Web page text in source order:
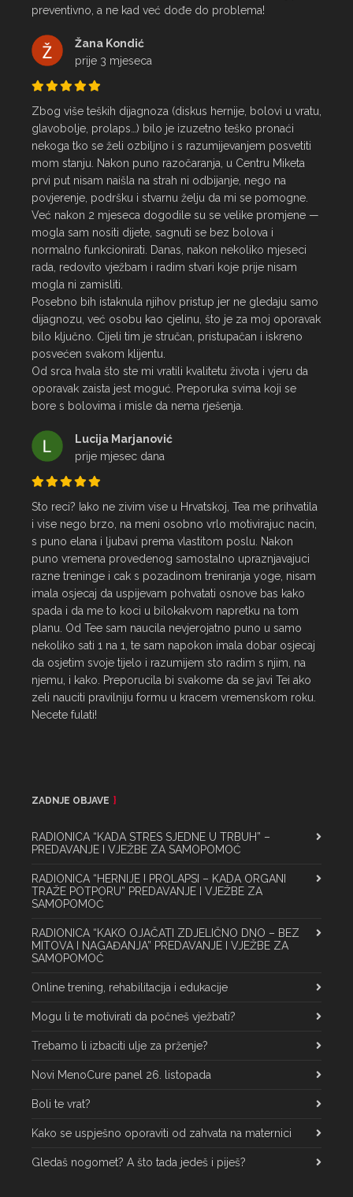
preventivno, a ne kad već dođe do problema!
Žana Kondić
prije 3 mjeseca
Zbog više teških dijagnoza (diskus hernije, bolovi u vratu,
glavobolje, prolaps…) bilo je izuzetno teško pronaći
nekoga tko se želi ozbiljno i s razumijevanjem posvetiti
mom stanju. Nakon puno razočaranja, u Centru Miketa
prvi put nisam naišla na strah ni odbijanje, nego na
povjerenje, podršku i stvarnu želju da mi se pomogne.
Već nakon 2 mjeseca dogodile su se velike promjene —
mogla sam nositi dijete, sagnuti se bez bolova i
normalno funkcionirati. Danas, nakon nekoliko mjeseci
rada, redovito vježbam i radim stvari koje prije nisam
mogla ni zamisliti.
Posebno bih istaknula njihov pristup jer ne gledaju samo
dijagnozu, već osobu kao cjelinu, što je za moj oporavak
bilo ključno. Cijeli tim je stručan, pristupačan i iskreno
posvećen svakom klijentu.
Od srca hvala što ste mi vratili kvalitetu života i vjeru da
oporavak zaista jest moguć. Preporuka svima koji se
bore s bolovima i misle da nema rješenja.
Lucija Marjanović
prije mjesec dana
Sto reci? Iako ne zivim vise u Hrvatskoj, Tea me prihvatila
i vise nego brzo, na meni osobno vrlo motivirajuc nacin,
s puno elana i ljubavi prema vlastitom poslu. Nakon
puno vremena provedenog samostalno upraznjavajuci
razne treninge i cak s pozadinom treniranja yoge, nisam
imala osjecaj da uspijevam pohvatati osnove bas kako
spada i da me to koci u bilokakvom napretku na tom
planu. Od Tee sam naucila nevjerojatno puno u samo
nekoliko sati 1 na 1, te sam napokon imala dobar osjecaj
da osjetim svoje tijelo i razumijem sto radim s njim, na
njemu, i kako. Preporucila bi svakome da se javi Tei ako
zeli nauciti pravilniju formu u kracem vremenskom roku.
Necete fulati!
ZADNJE OBJAVE
RADIONICA “KADA STRES SJEDNE U TRBUH” –
PREDAVANJE I VJEŽBE ZA SAMOPOMOĆ
RADIONICA “HERNIJE I PROLAPSI – KADA ORGANI
TRAŽE POTPORU” PREDAVANJE I VJEŽBE ZA
SAMOPOMOĆ
RADIONICA “KAKO OJAČATI ZDJELIČNO DNO – BEZ
MITOVA I NAGAĐANJA” PREDAVANJE I VJEŽBE ZA
SAMOPOMOĆ
Online trening, rehabilitacija i edukacije
Mogu li te motivirati da počneš vježbati?
Trebamo li izbaciti ulje za prženje?
Novi MenoCure panel 26. listopada
Boli te vrat?
Kako se uspješno oporaviti od zahvata na maternici
Gledaš nogomet? A što tada jedeš i piješ?